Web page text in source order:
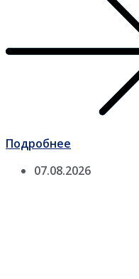
Подробнее
07.08.2026